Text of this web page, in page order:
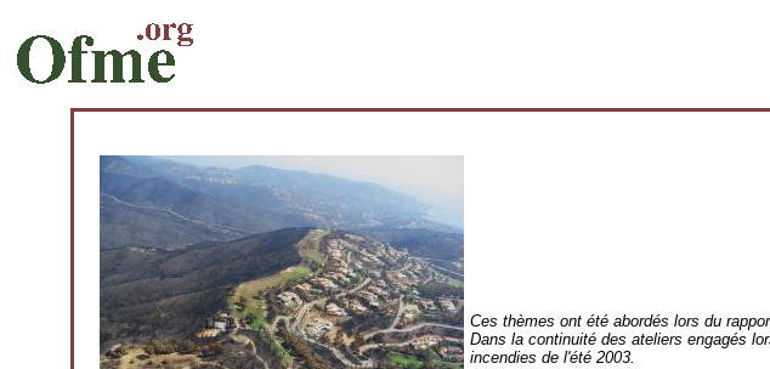
Ces thèmes ont été abordés lors du
Dans la continuité des ateliers engagés
incendies de l'été 2003.